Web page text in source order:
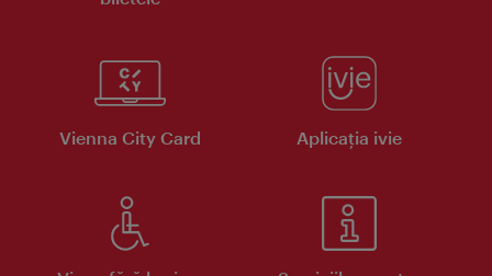
Vienna City Card Aplicaţia ivie